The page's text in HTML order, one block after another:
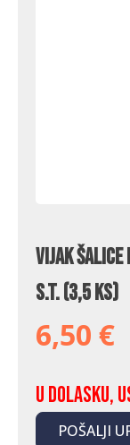
Vijak
S.T. (3,5 KS)
6,50 €
U dolasku,
POŠALJI